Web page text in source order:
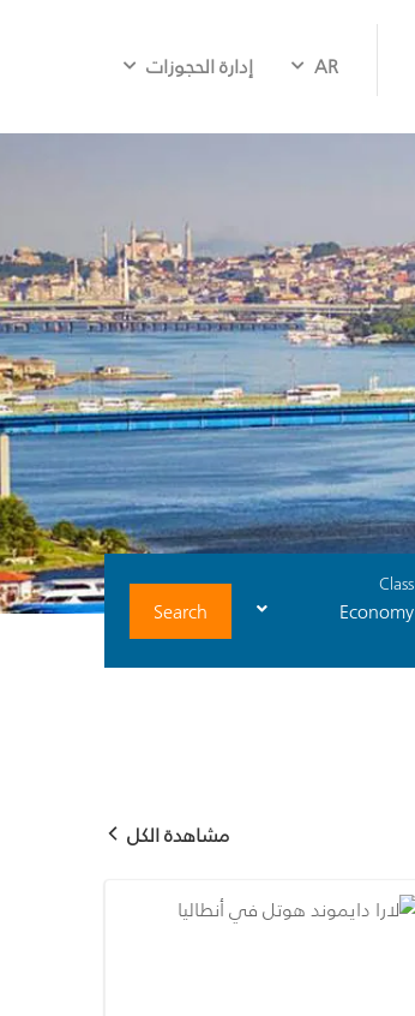
AR إدارة الحجوزات
Class
Economy
Search
مشاهدة الكل